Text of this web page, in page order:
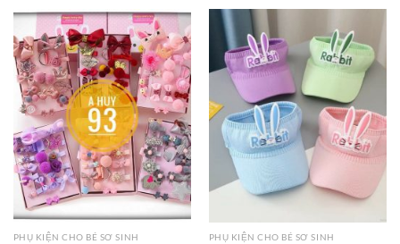
PHỤ KIỆN CHO BÉ SƠ SINH PHỤ KIỆN CHO BÉ SƠ SINH